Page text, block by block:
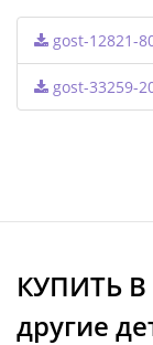
gost-12821-
gost-33259-
КУПИТЬ
другие